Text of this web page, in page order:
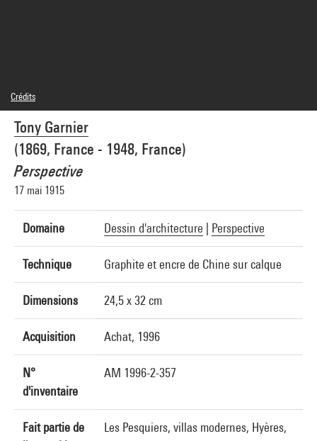
Tony Garnier
(1869, France - 1948, France)
Perspective
17 mai 1915
Domaine Dessin d'architecture Perspective
Technique Graphite et encre de Chine sur calque
Dimensions 24,5 x 32 cm
Acquisition Achat, 1996
N°
d'inventaire
AM 1996-2-357
Fait partie de
Les Pesquiers, villas modernes, Hyères,
Crédits
Domaine public
Crédit photographique : Centre Pompidou, MNAM-CCI/Philippe Migeat/Dist.
GrandPalaisRmn
Réf. image : 4N25523
Diffusion image :GrandPalaisRmnPhoto